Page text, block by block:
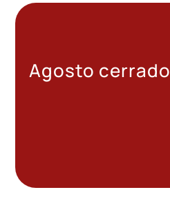
Agosto cerrado